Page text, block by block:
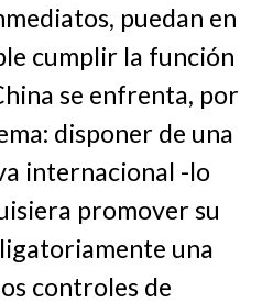
puedan en
cumplir la función
se enfrenta, por
disponer de una
internacional -lo
promover su
una
controles de